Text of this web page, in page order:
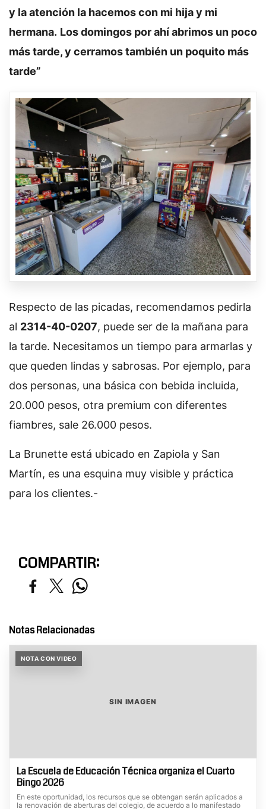
y la atención la hacemos con mi hija y mi
hermana. Los domingos por ahí abrimos un poco
más tarde, y cerramos también un poquito más
tarde”
Respecto de las picadas, recomendamos pedirla
al 2314-40-0207, puede ser de la mañana para
la tarde. Necesitamos un tiempo para armarlas y
que queden lindas y sabrosas. Por ejemplo, para
dos personas, una básica con bebida incluida,
20.000 pesos, otra premium con diferentes
fiambres, sale 26.000 pesos.
La Brunette está ubicado en Zapiola y San
Martín, es una esquina muy visible y práctica
para los clientes.-
COMPARTIR:
Notas Relacionadas
NOTA CON VIDEO
SIN IMAGEN
La Escuela de Educación Técnica organiza el Cuarto
Bingo 2026
En este oportunidad, los recursos que se obtengan serán aplicados a
la renovación de aberturas del colegio, de acuerdo a lo manifestado